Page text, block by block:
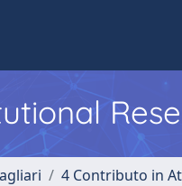
4 Contributo in